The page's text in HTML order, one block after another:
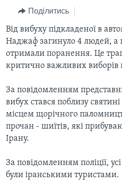
Перейти
до
Пошуку
УКРАЇНА
ВІЙНА - ЦЕ ОСОБИСТЕ
УКРАЇНЦІ У СВІТІ
НАУКА
КУЛЬТУРА
СУСПІЛЬСТВО
АДМІНІСТРАЦІЯ
УКРАЇНЦІ В АМЕРИЦІ
УКРАЇНА
ІНТЕРВ'Ю
БОРОТЬБА З
ВІДЕО
ТЕЛЕПРОГРАМИ
ЧАС-TIME
БРИФІНГ ГОЛОСУ АМЕРИКИ
СТУДІЯ ВАШИНГТОН
ENGLISH
Learning English
Поділитись
Від вибуху підкладеної в
Наджаф загинуло 4 людей,
отримали поранення. Це
критично важливих виборів
За повідомленням
вибух стався поблизу
місцем щорічного
прочан - шиїтів, які
Ірану.
За повідомленням поліції,
були іранськими туристами.